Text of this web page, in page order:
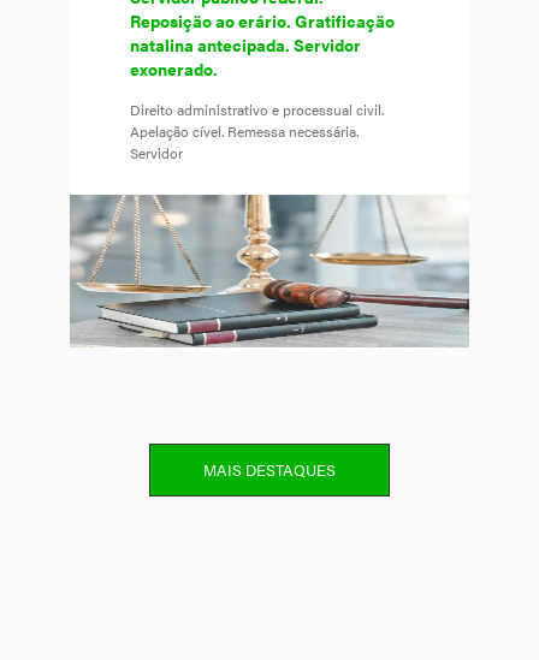
Reposição ao erário. Gratificação
natalina antecipada. Servidor
exonerado.
Direito administrativo e processual civil.
Apelação cível. Remessa necessária.
Servidor
MAIS DESTAQUES